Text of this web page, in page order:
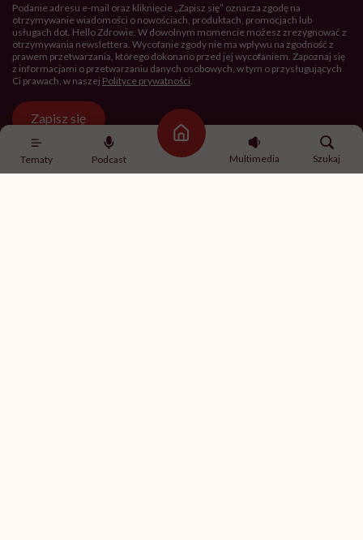
Tematy Podcast
Strona główna
Multimedia
Szukaj
Podanie adresu e-mail oraz kliknięcie „Zapisz się” oznacza zgodę na
otrzymywanie wiadomości o nowościach, produktach, promocjach lub
usługach dot. Hello Zdrowie. W dowolnym momencie możesz zrezygnować z
otrzymywania newslettera. Wycofanie zgody nie ma wpływu na zgodność z
prawem przetwarzania, którego dokonano przed jej wycofaniem. Zapoznaj się
z informacjami o przetwarzaniu danych osobowych, w tym o przysługujących
Ci prawach, w naszej Polityce prywatności
Zapisz się